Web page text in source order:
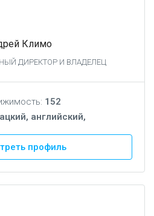
Климо
ДИРЕКТОР И ВЛАДЕЛЕЦ
152
английский,
профиль